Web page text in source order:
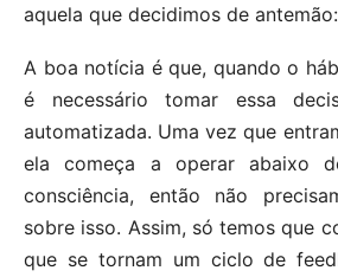
aquela que decidimos de antemão:
A boa notícia é que, quando o
é necessário tomar essa
automatizada. Uma vez que
ela começa a operar abaixo
consciência, então não
sobre isso. Assim, só temos que
que se tornam um ciclo de